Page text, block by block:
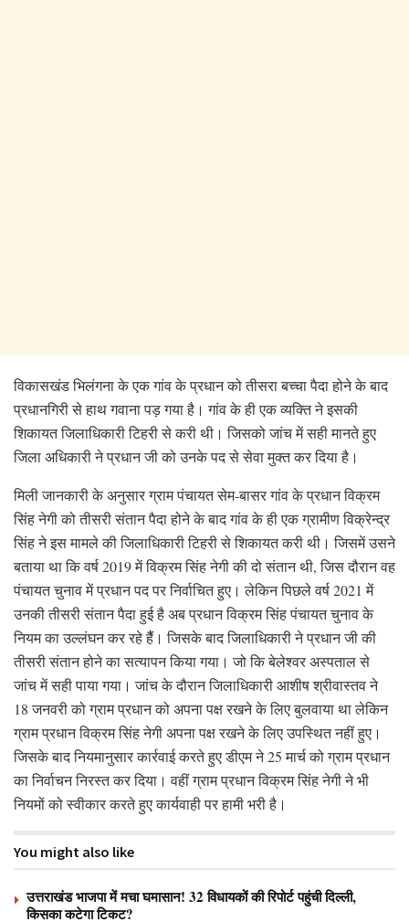
विकासखंड भिलंगना के एक गांव के प्रधान को तीसरा बच्चा पैदा होने के बाद
प्रधानगिरी से हाथ गवाना पड़ गया है। गांव के ही एक व्यक्ति ने इसकी
शिकायत जिलाधिकारी टिहरी से करी थी। जिसको जांच में सही मानते हुए
जिला अधिकारी ने प्रधान जी को उनके पद से सेवा मुक्त कर दिया है।
मिली जानकारी के अनुसार ग्राम पंचायत सेम-बासर गांव के प्रधान विक्रम
सिंह नेगी को तीसरी संतान पैदा होने के बाद गांव के ही एक ग्रामीण विक्रेन्द्र
सिंह ने इस मामले की जिलाधिकारी टिहरी से शिकायत करी थी। जिसमें उसने
बताया था कि वर्ष 2019 में विक्रम सिंह नेगी की दो संतान थी, जिस दौरान वह
पंचायत चुनाव में प्रधान पद पर निर्वाचित हुए। लेकिन पिछले वर्ष 2021 में
उनकी तीसरी संतान पैदा हुई है अब प्रधान विक्रम सिंह पंचायत चुनाव के
नियम का उल्लंघन कर रहे हैैं। जिसके बाद जिलाधिकारी ने प्रधान जी की
तीसरी संतान होने का सत्यापन किया गया। जो कि बेलेश्वर अस्पताल से
जांच में सही पाया गया। जांच के दौरान जिलाधिकारी आशीष श्रीवास्तव ने
18 जनवरी को ग्राम प्रधान को अपना पक्ष रखने के लिए बुलवाया था लेकिन
ग्राम प्रधान विक्रम सिंह नेगी अपना पक्ष रखने के लिए उपस्थित नहीं हुए।
जिसके बाद नियमानुसार कार्रवाई करते हुए डीएम ने 25 मार्च को ग्राम प्रधान
का निर्वाचन निरस्त कर दिया। वहीं ग्राम प्रधान विक्रम सिंह नेगी ने भी
नियमों को स्वीकार करते हुए कार्यवाही पर हामी भरी है।
You might also like
उत्तराखंड भाजपा में मचा घमासान! 32 विधायकों की रिपोर्ट पहुंची दिल्ली,
किसका कटेगा टिकट?